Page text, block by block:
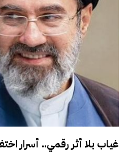
غياب بلا أثر رقمي.. أسرار